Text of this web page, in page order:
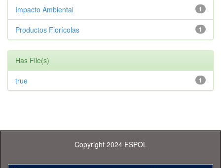
1
Impacto Ambiental
1
Productos Florícolas
Has File(s)
1
true
Copyright 2024 ESPOL